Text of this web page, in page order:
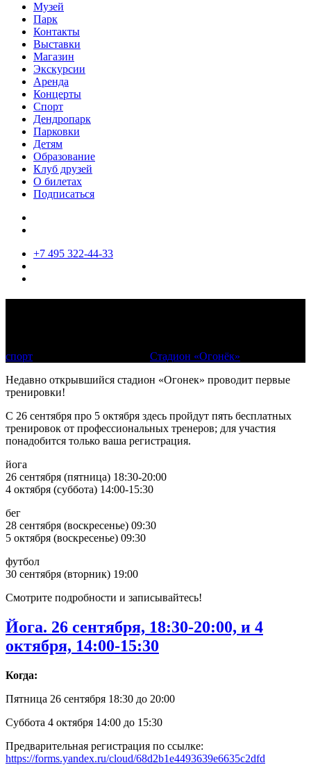
Музей
Парк
Контакты
Выставки
Магазин
Экскурсии
Аренда
Концерты
Спорт
Дендропарк
Парковки
Детям
Образование
Клуб друзей
О билетах
Подписаться
+7 495 322-44-33
спорт
Стадион «Огонёк»
Недавно открывшийся стадион «Огонек» проводит первые
тренировки!
С 26 сентября про 5 октября здесь пройдут пять бесплатных
тренировок от профессиональных тренеров; для участия
понадобится только ваша регистрация.
йога
26 сентября (пятница) 18:30-20:00
4 октября (суббота) 14:00-15:30
бег
28 сентября (воскресенье) 09:30
5 октября (воскресенье) 09:30
футбол
30 сентября (вторник) 19:00
Смотрите подробности и записывайтесь!
Йога. 26 сентября, 18:30-20:00, и 4
октября, 14:00-15:30
Когда:
Пятница 26 сентября 18:30 до 20:00
Суббота 4 октября 14:00 до 15:30
Предварительная регистрация по ссылке:
https://forms.yandex.ru/cloud/68d2b1e4493639e6635c2dfd